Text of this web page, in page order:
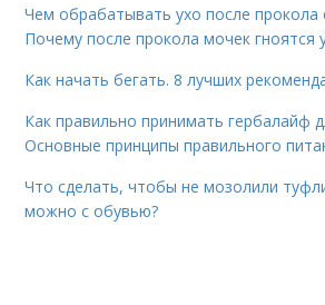
Чем обрабатывать ухо после прокола
Почему после прокола мочек гноятся
Как начать бегать. 8 лучших
Как правильно принимать гербалайф
Основные принципы правильного
Что сделать, чтобы не мозолили
можно с обувью?